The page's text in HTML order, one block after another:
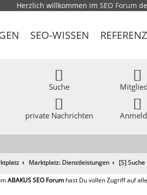
Herzlich willkommen im SEO Forum
SEO-WISSEN
Suche
private Nachrichten
Marktplatz: Dienstleistungen [S]